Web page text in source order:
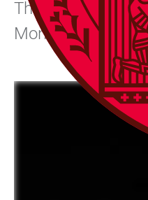
Theaters im
Monty Python,